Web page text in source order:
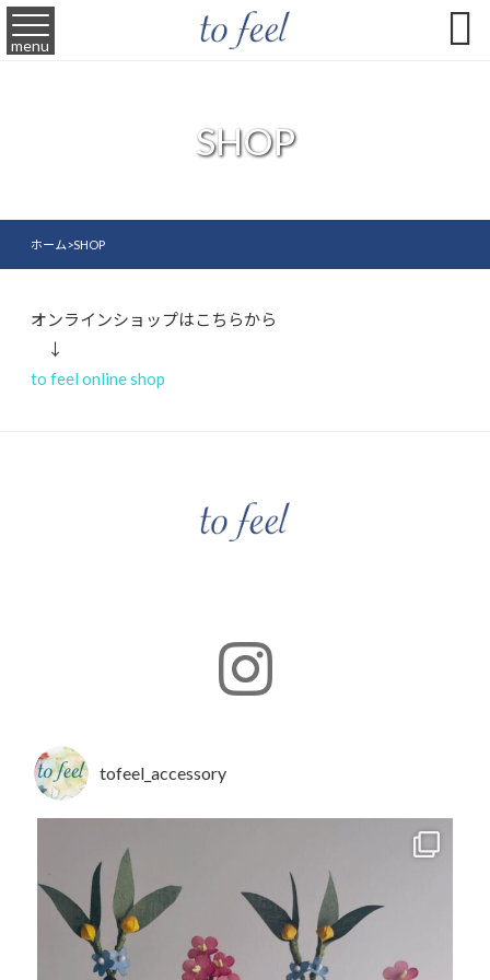
menu 
SHOP
ホーム>SHOP
オンラインショップはこちらから
↓
to feel online shop
tofeel_accessory